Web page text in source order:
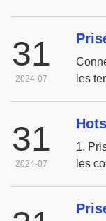
et
à
31
2024-07
les
31
2024-07
1.
les